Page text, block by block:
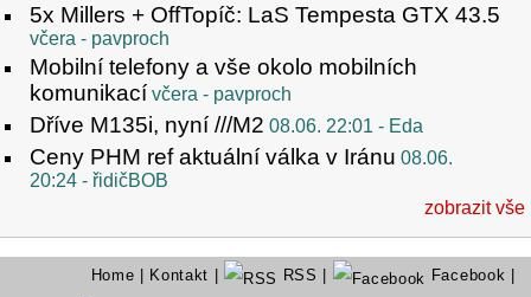
5x Millers + OffTopíč: LaS Tempesta GTX 43.5
včera - pavproch
Mobilní telefony a vše okolo mobilních
komunikací včera - pavproch
Dříve M135i, nyní ///M2 08.06. 22:01 - Eda
Ceny PHM ref aktuální válka v Iránu 08.06.
20:24 - řidičBOB
zobrazit vše
Home Kontakt RSS Facebook